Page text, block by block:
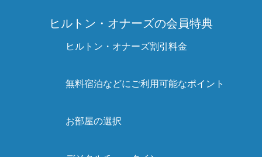
ヒルトン・オナーズの会員特典
ヒルトン・オナーズ割引料金
無料宿泊などにご利用可能なポイント
お部屋の選択